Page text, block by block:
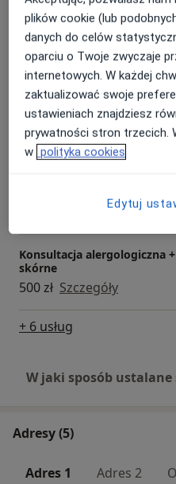
Konsultacja alergologiczna
wizyta)
180 zł Szczegóły
Konsultacja alergologiczna
Od 250 zł Szczegóły
Szczegóły
Konsultacja alergologiczna
skórne
500 zł Szczegóły
+ 6 usług
W jaki sposób ustalane
Adresy (5)
Adres 1 Adres 2
plików cookie (lub
danych do celów
oparciu o Twoje zwyczaje
internetowych. W każdej
zaktualizować swoje
ustawieniach znajdziesz
prywatności stron trzecich.
w polityka cookies
Edytuj